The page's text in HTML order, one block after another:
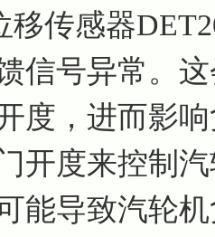
移传感器
信号异常。
度，进而影
开度来控制
能导致汽轮